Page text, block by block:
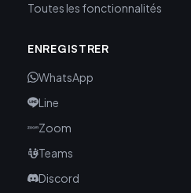
Toutes les fonctionnalités
ENREGISTRER
WhatsApp
Line
Zoom
Teams
Discord